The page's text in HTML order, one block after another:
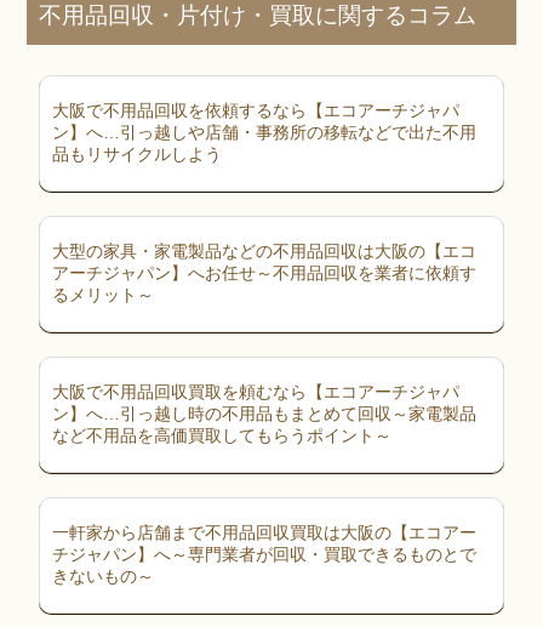
不用品回収・片付け・買取に関するコラム
大阪で不用品回収を依頼するなら【エコアーチジャパ
ン】へ…引っ越しや店舗・事務所の移転などで出た不用
品もリサイクルしよう
大型の家具・家電製品などの不用品回収は大阪の【エコ
アーチジャパン】へお任せ～不用品回収を業者に依頼す
るメリット～
大阪で不用品回収買取を頼むなら【エコアーチジャパ
ン】へ…引っ越し時の不用品もまとめて回収～家電製品
など不用品を高価買取してもらうポイント～
一軒家から店舗まで不用品回収買取は大阪の【エコアー
チジャパン】へ～専門業者が回収・買取できるものとで
きないもの～